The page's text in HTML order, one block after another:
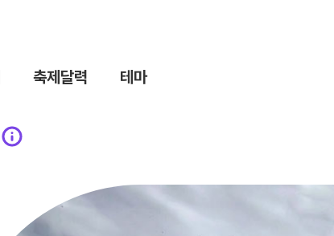
축제달력 테마